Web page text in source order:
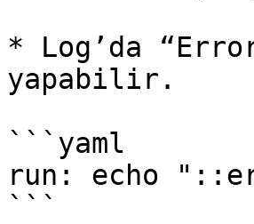
* Log’da
yapabilir.
```yaml
run: echo
```